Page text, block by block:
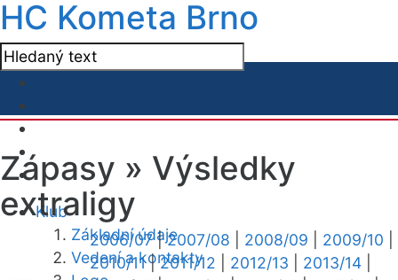
HC Kometa Brno
Klub
Základní údaje
Vedení a kontakty
Zápasy » Výsledky
extraligy
2006/07|2007/08 2008/09 2009/10
2010/11|2011/12 2012/13 2013/14